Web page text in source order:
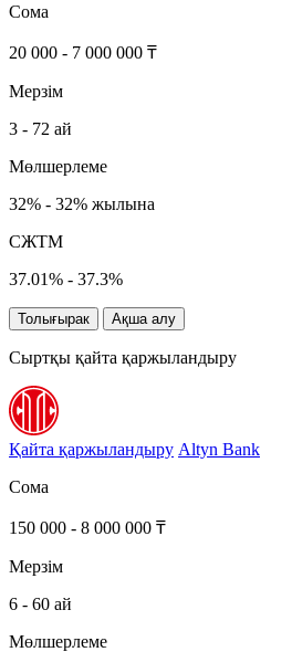
Сома
20 000 - 7 000 000 ₸
Мерзім
3 - 72 ай
Мөлшерлеме
32% - 32% жылына
СЖТМ
37.01% - 37.3%
Толығырак Ақша алу
Сыртқы қайта қаржыландыру
Қайта қаржыландыру Altyn Bank
Сома
150 000 - 8 000 000 ₸
Мерзім
6 - 60 ай
Мөлшерлеме